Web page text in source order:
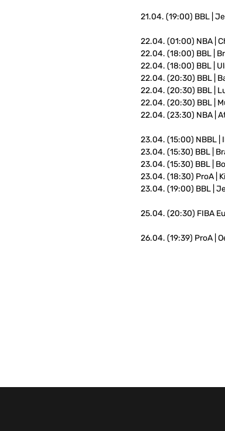
21.04. (19:00) BBL |
22.04. (01:00) NBA |
22.04. (18:00) BBL |
22.04. (18:00) BBL |
22.04. (20:30) BBL |
22.04. (20:30) BBL |
22.04. (20:30) BBL |
22.04. (23:30) NBA |
23.04. (15:00) NBBL |
23.04. (15:30) BBL |
23.04. (15:30) BBL |
23.04. (18:30) ProA |
23.04. (19:00) BBL |
25.04. (20:30) FIBA
26.04. (19:39) ProA |